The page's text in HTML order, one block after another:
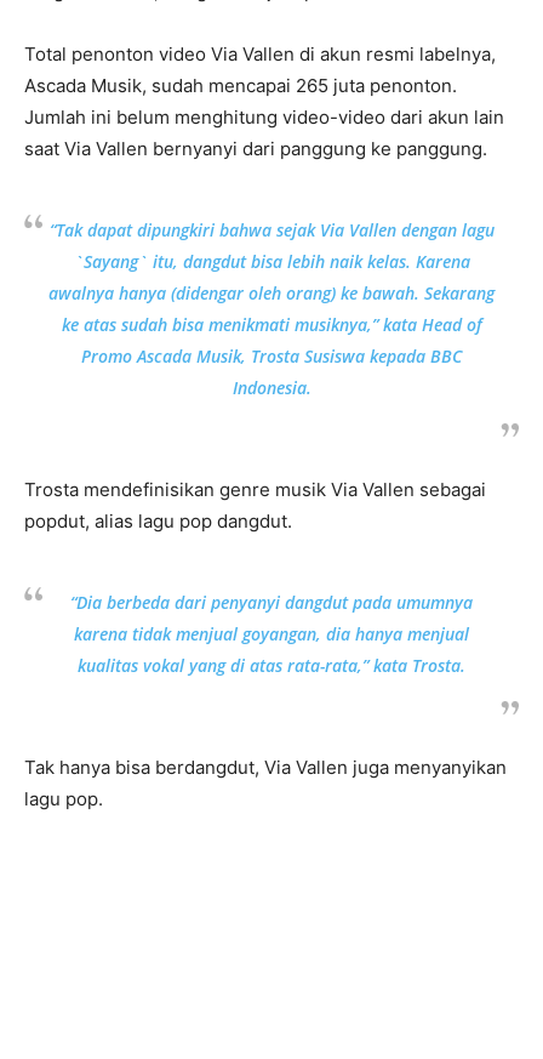
Total penonton video Via Vallen di akun resmi labelnya,
Ascada Musik, sudah mencapai 265 juta penonton.
Jumlah ini belum menghitung video-video dari akun lain
saat Via Vallen bernyanyi dari panggung ke panggung.
“Tak dapat dipungkiri bahwa sejak Via Vallen dengan lagu
`Sayang` itu, dangdut bisa lebih naik kelas. Karena
awalnya hanya (didengar oleh orang) ke bawah. Sekarang
ke atas sudah bisa menikmati musiknya,” kata Head of
Promo Ascada Musik, Trosta Susiswa kepada BBC
Indonesia.
Trosta mendefinisikan genre musik Via Vallen sebagai
popdut, alias lagu pop dangdut.
“Dia berbeda dari penyanyi dangdut pada umumnya
karena tidak menjual goyangan, dia hanya menjual
kualitas vokal yang di atas rata-rata,” kata Trosta.
Tak hanya bisa berdangdut, Via Vallen juga menyanyikan
lagu pop.